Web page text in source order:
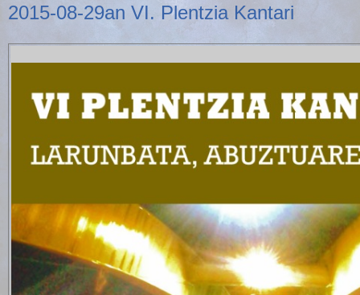
2015-08-29an VI. Plentzia Kantari